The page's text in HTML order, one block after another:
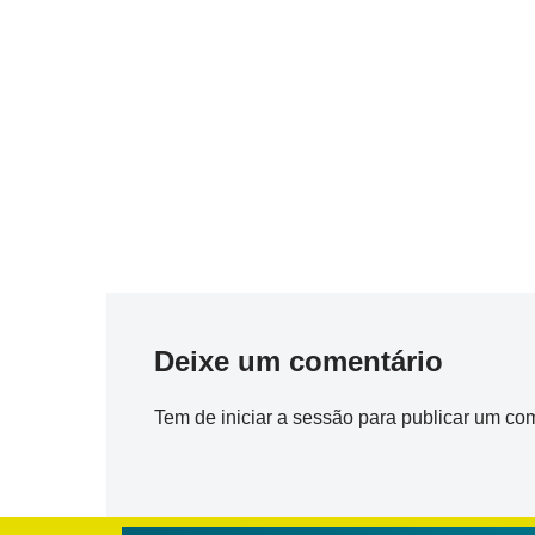
Deixe um comentário
Tem de iniciar a sessão para publicar um